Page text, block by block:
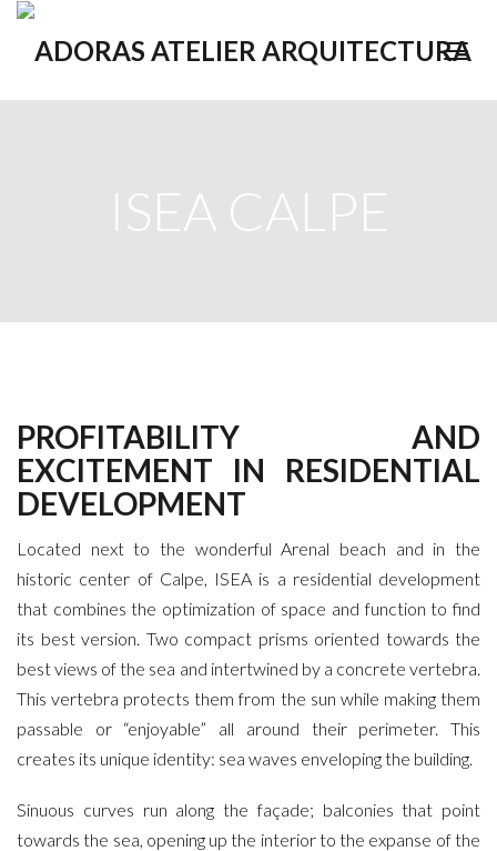
ISEA CALPE
PROFITABILITY AND
EXCITEMENT IN RESIDENTIAL
DEVELOPMENT
Located next to the wonderful Arenal beach and in the
historic center of Calpe, ISEA is a residential development
that combines the optimization of space and function to find
its best version. Two compact prisms oriented towards the
best views of the sea and intertwined by a concrete vertebra.
This vertebra protects them from the sun while making them
passable or “enjoyable” all around their perimeter. This
creates its unique identity: sea waves enveloping the building.
Sinuous curves run along the façade; balconies that point
towards the sea, opening up the interior to the expanse of the